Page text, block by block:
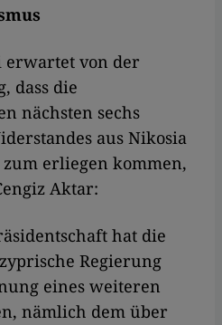
erwartet von der
dass die
nächsten sechs
aus Nikosia
erliegen kommen,
Aktar:
hat die
Regierung
eines weiteren
nämlich dem über